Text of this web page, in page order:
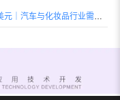
下一篇 : 2032年全球特效颜料市场将达15.68亿美元｜汽车与化妆品行业需求驱动增长